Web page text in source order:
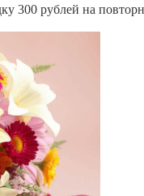
300 рублей на